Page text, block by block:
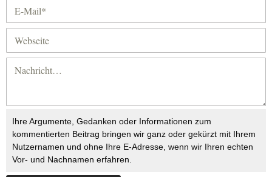
Ihre Argumente, Gedanken oder Informationen zum
kommentierten Beitrag bringen wir ganz oder gekürzt mit Ihrem
Nutzernamen und ohne Ihre E-Adresse, wenn wir Ihren echten
Vor- und Nachnamen erfahren.